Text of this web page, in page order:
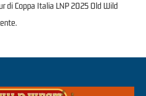
di Coppa Italia LNP 2025 Old Wild